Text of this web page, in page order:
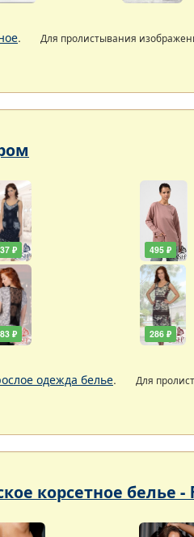
. Для пролистывания
₽
₽
495 ₽
286 ₽
одежда белье. Для
корсетное белье